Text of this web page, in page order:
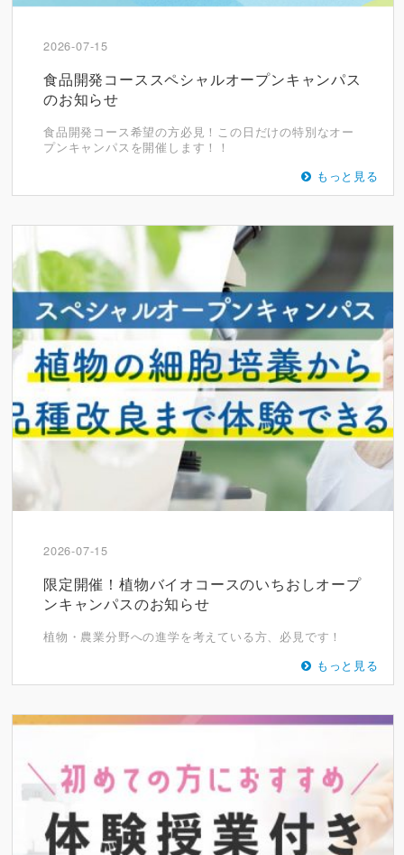
2026-07-15
食品開発コーススペシャルオープンキャンパス
のお知らせ
食品開発コース希望の方必見！この日だけの特別なオー
プンキャンパスを開催します！！
もっと見る
2026-07-15
限定開催！植物バイオコースのいちおしオープ
ンキャンパスのお知らせ
植物・農業分野への進学を考えている方、必見です！
もっと見る